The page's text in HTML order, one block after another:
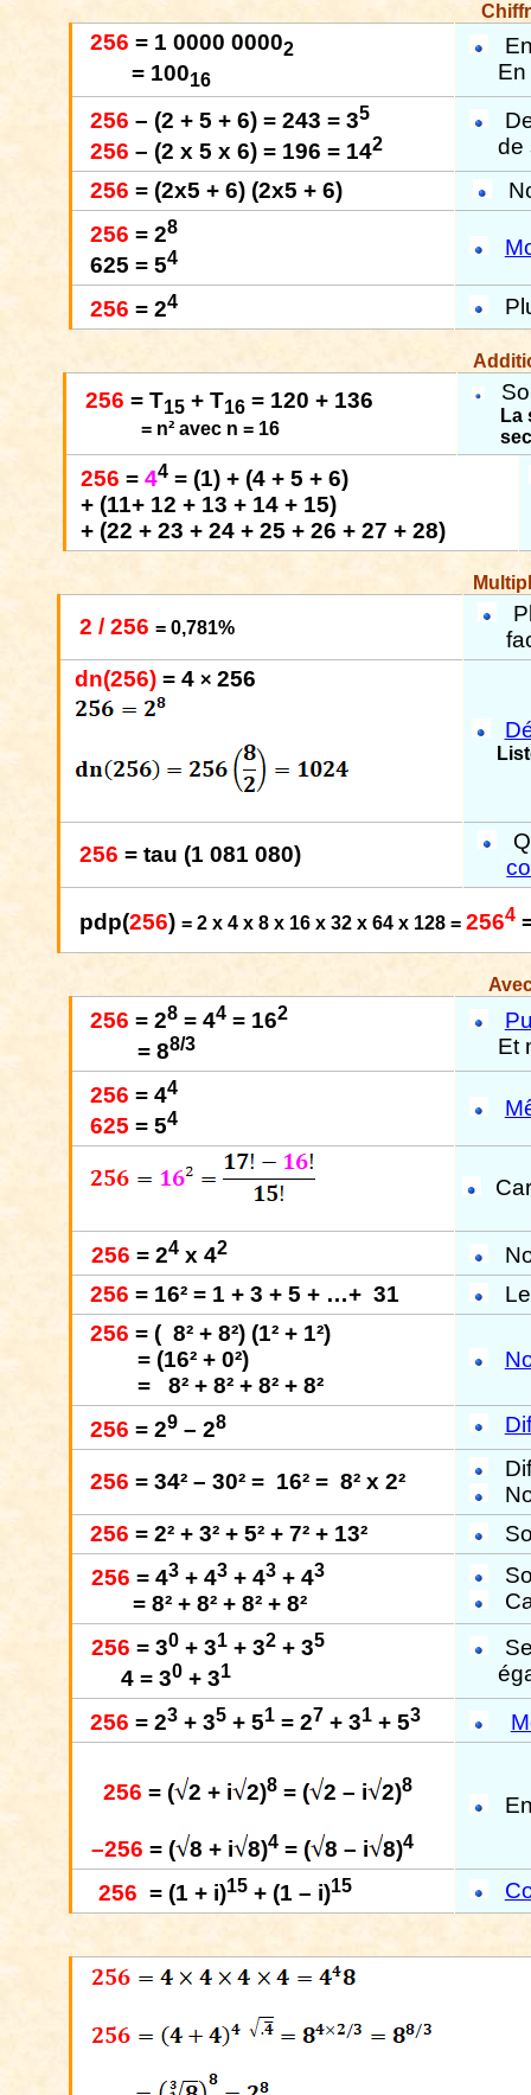
256 = 1 0000 00002
= 10016
En
256– (2 + 5 + 6) = 243 = 35
256– (2 x 5 x 6) = 196 = 142
de
256= (2x5 + 6) (2x5 + 6)
256= 28
625 = 54
256= 24
256 = T15 + T16 = 120 + 136
= n² avec n = 16
La
256 =44 = (1) + (4 + 5 + 6)
+ (11+ 12 + 13 + 14 + 15)
+ (22 + 23 + 24 + 25 + 26 + 27 + 28)
2 / 256= 0,781%
dn(256)= 4× 256
256 = tau (1 081 080)
pdp(256) = 2 x 4 x 8 x 16 x 32 x 64 x 128 = 2564
256 = 28 = 44 = 162
= 88/3
Et
256 = 44
625 = 54
256 = 24x 42
256 = 16² = 1 + 3 + 5 + …+ 31
256 = ( 8² + 8²) (1² + 1²)
= (16² + 0²)
=
8² + 8² + 8² + 8²
256 = 29 – 28
256 = 34² – 30² = 16² = 8² x 2²
256= 2² + 3² + 5² + 7² + 13²
256 = 43+ 43+ 43+ 43
= 8² + 8² + 8² + 8²
256 = 30+ 31+ 32+ 35
4 = 30+ 31
256= 23 + 35 + 51 = 27 + 31 + 53
256 = ( 2 + i 2)8= ( 2 – i 2)8
–256 = ( 8 + i 8)4= ( 8 – i 8)4
256 = (1 + i)15+ (1 – i)15